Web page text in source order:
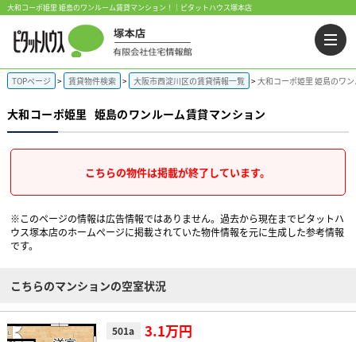
大和コーポ姫里 姫島のワンルーム賃貸マンション！｜ピタットハウス塚本店
TOPページ 賃貸物件検索 大阪市西淀川区の賃貸情報一覧 大和コーポ姫里 姫島のワ
大和コーポ姫里 姫島のワンルーム賃貸マンション
こちらの物件は掲載が終了しています。
※このページの情報は広告情報ではありません。過去から現在までピタットハ
ウス塚本店のホームぺージに掲載されていた物件情報を元に生成した参考情報
です。
こちらのマンションの空室状況
501a 3.1万円